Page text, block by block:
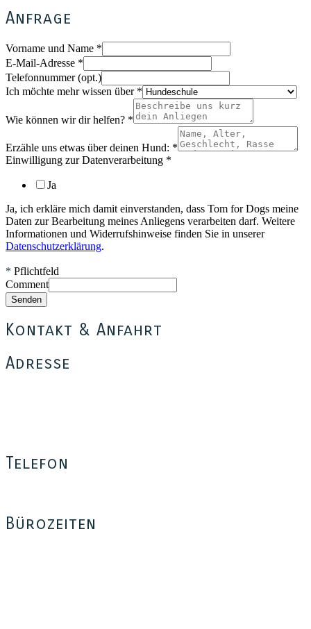
Anfrage
Vorname und Name *
E-Mail-Adresse *
Telefonnummer (opt.)
Ich möchte mehr wissen über *
Wie können wir dir helfen? *
Erzähle uns etwas über deinen Hund: *
Einwilligung zur Datenverarbeitung *
Ja
Ja, ich erkläre mich damit einverstanden, dass Tom for Dogs meine
Daten zur Bearbeitung meines Anliegens verarbeiten darf. Weitere
Informationen und Widerrufshinweise finden Sie in unserer
Datenschutzerklärung.
* Pflichtfeld
Comment
Senden
Kontakt & Anfahrt
Adresse
Telefon
Bürozeiten